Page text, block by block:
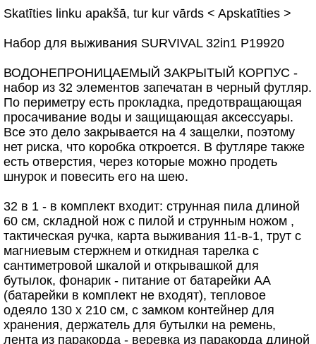
Skatīties linku apakšā, tur kur vārds < Apskatīties >
Набор для выживания SURVIVAL 32in1 P19920
ВОДОНЕПРОНИЦАЕМЫЙ ЗАКРЫТЫЙ КОРПУС -
набор из 32 элементов запечатан в черный футляр.
По периметру есть прокладка, предотвращающая
просачивание воды и защищающая аксессуары.
Все это дело закрывается на 4 защелки, поэтому
нет риска, что коробка откроется. В футляре также
есть отверстия, через которые можно продеть
шнурок и повесить его на шею.
32 в 1 - в комплект входит: струнная пила длиной
60 см, складной нож с пилой и струнным ножом ,
тактическая ручка, карта выживания 11-в-1, трут с
магниевым стержнем и откидная тарелка с
сантиметровой шкалой и открывашкой для
бутылок, фонарик - питание от батарейки АА
(батарейки в комплект не входят), тепловое
одеяло 130 x 210 см, с замком контейнер для
хранения, держатель для бутылки на ремень,
лента из паракорда - веревка из паракорда длиной